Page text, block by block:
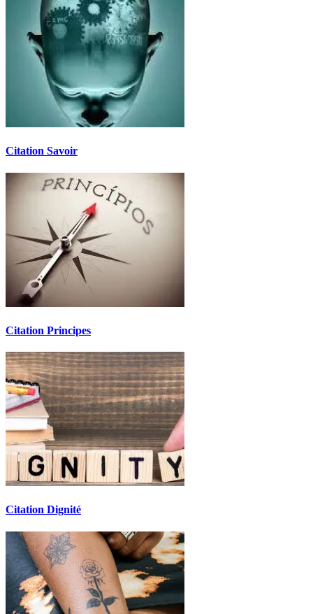
Citation Savoir
Citation Principes
Citation Dignité